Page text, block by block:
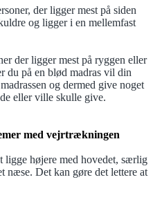
der ligger mest på siden
og ligger i en mellemfast
der ligger mest på ryggen eller
du på en blød madras vil din
og dermed give noget
eller ville skulle give.
med vejrtrækningen
højere med hovedet, særlig
næse. Det kan gøre det lettere at